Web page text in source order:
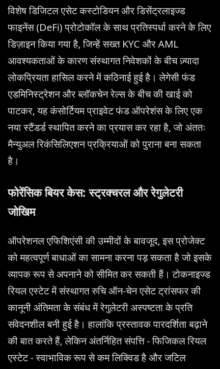
विशेष डिजिटल एसेट कस्टोडियन और डिसेंट्रलाइज्ड
फाइनेंस (DeFi) प्रोटोकॉल के साथ प्रतिस्पर्धा करने के लिए
डिज़ाइन किया गया है, जिन्हें सख्त KYC और AML
आवश्यकताओं के कारण संस्थागत निवेशकों के बीच ज़्यादा
लोकप्रियता हासिल करने में कठिनाई हुई है। लेगेसी फंड
एडमिनिस्ट्रेशन और ब्लॉकचेन रेल्स के बीच की खाई को
पाटकर, यह कंसोर्टियम प्राइवेट फंड ऑपरेशंस के लिए एक
नया स्टैंडर्ड स्थापित करने का प्रयास कर रहा है, जो अंततः
मैन्युअल रिकंसिलिएशन प्रक्रियाओं को पुराना बना सकता
है।
फोरेंसिक बियर केस: स्ट्रक्चरल और रेगुलेटरी
जोखिम
ऑपरेशनल एफिशिएंसी की उम्मीदों के बावजूद, इस प्रोजेक्ट
को महत्वपूर्ण बाधाओं का सामना करना पड़ सकता है जो इसके
व्यापक रूप से अपनाने को सीमित कर सकती हैं। टोकनाइज्ड
रियल एस्टेट में संस्थागत रुचि ऑन-चेन एसेट ट्रांसफर की
कानूनी अंतिमता के संबंध में रेगुलेटरी अस्पष्टता के प्रति
संवेदनशील बनी हुई है। हालांकि प्रस्तावक पारदर्शिता बढ़ाने
की बात करते हैं, लेकिन अंतर्निहित संपत्ति - फिजिकल रियल
एस्टेट - स्वाभाविक रूप से कम लिक्विड है और जटिल